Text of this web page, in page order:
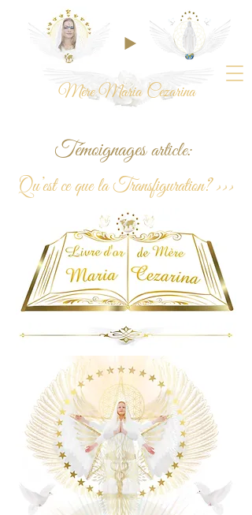
Mère Maria Cezarina
Témoignagesarticle:
Qu’est ce que laTransfiguration? >>>